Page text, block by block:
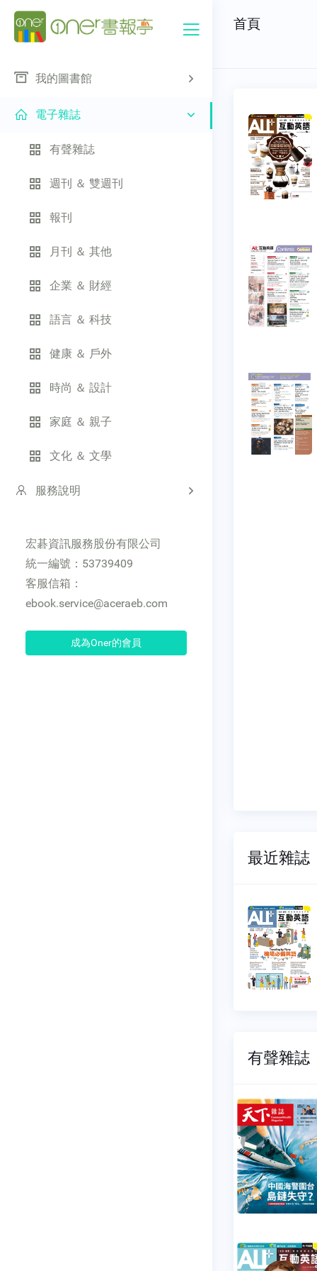
我的圖書館
電子雜誌
有聲雜誌
週刊 ＆ 雙週刊
報刊
月刊 ＆ 其他
企業 ＆ 財經
語言 ＆ 科技
健康 ＆ 戶外
時尚 ＆ 設計
家庭 ＆ 親子
文化 ＆ 文學
服務說明
宏碁資訊服務股份有限公司
統一編號：53739409
客服信箱：
ebook.service@aceraeb.com
成為Oner的會員
首頁
最近雜誌
有聲雜誌